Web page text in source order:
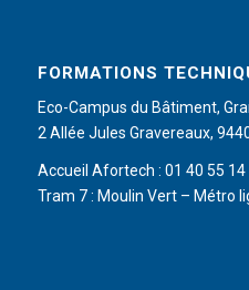
FORMATIONS
Eco-Campus du Bâtiment,
2 Allée Jules Gravereaux,
Accueil Afortech : 01 40 55 14
Tram 7 : Moulin Vert – Métro